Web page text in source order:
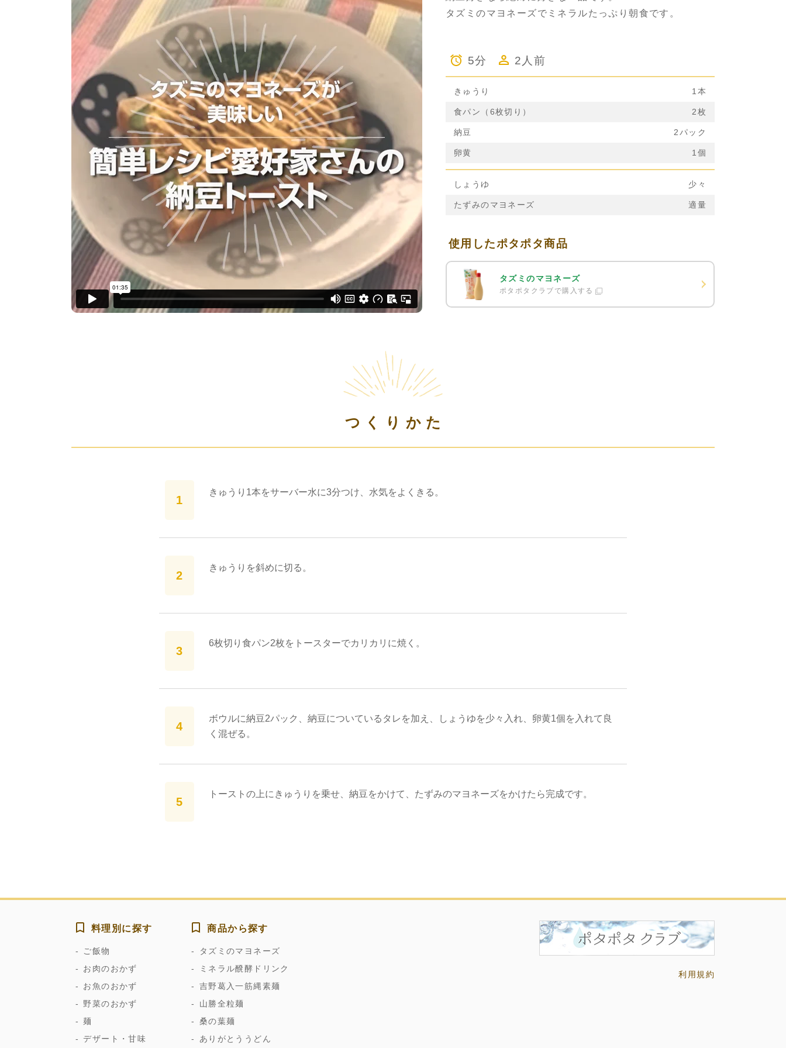
タズミのマヨネーズでミネラルたっぷり朝食です。
5分 2人前
きゅうり 1本
食パン（6枚切り） 2枚
納豆 2パック
卵黄 1個
しょうゆ 少々
たずみのマヨネーズ 適量
使用したポタポタ商品
タズミのマヨネーズ
ポタポタクラブで購入する
つくりかた
きゅうり1本をサーバー水に3分つけ、水気をよくきる。
きゅうりを斜めに切る。
6枚切り食パン2枚をトースターでカリカリに焼く。
ボウルに納豆2パック、納豆についているタレを加え、しょうゆを少々入れ、卵黄1個を入れて良
く混ぜる。
トーストの上にきゅうりを乗せ、納豆をかけて、たずみのマヨネーズをかけたら完成です。
料理別に探す
ご飯物
お肉のおかず
お魚のおかず
野菜のおかず
麺
デザート・甘味
商品から探す
タズミのマヨネーズ
ミネラル醗酵ドリンク
吉野葛入一筋縄素麺
山勝全粒麺
桑の葉麺
ありがとううどん
利用規約